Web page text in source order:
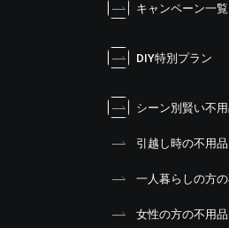
キャンペーン一覧
DIY特別プラン
シーン別賢い不
引越し時の不用
一人暮らしの方
女性の方の不用